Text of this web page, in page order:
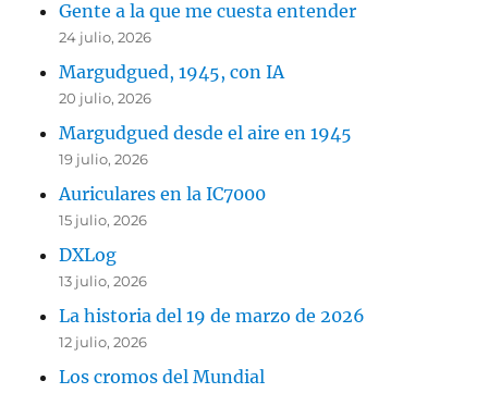
Gente a la que me cuesta entender
24 julio, 2026
Margudgued, 1945, con IA
20 julio, 2026
Margudgued desde el aire en 1945
19 julio, 2026
Auriculares en la IC7000
15 julio, 2026
DXLog
13 julio, 2026
La historia del 19 de marzo de 2026
12 julio, 2026
Los cromos del Mundial